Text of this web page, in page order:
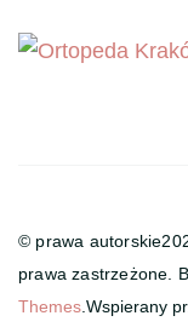
© prawa
prawa zastrzeżone.
Themes.Wspierany